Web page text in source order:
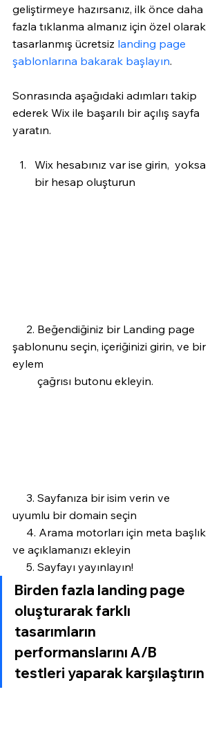
geliştirmeye hazırsanız, ilk önce daha
fazla tıklanma almanız için özel olarak
tasarlanmış ücretsiz landing page
şablonlarına bakarak başlayın.
Sonrasında aşağıdaki adımları takip
ederek Wix ile başarılı bir açılış sayfa
yaratın.
Wix hesabınız var ise girin,  yoksa
bir hesap oluşturun
şablonunu seçin, içeriğinizi girin, ve bir
eylem
         çağrısı butonu ekleyin.
uyumlu bir domain seçin
ve açıklamanızı ekleyin
     5. Sayfayı yayınlayın!
Birden fazla landing page
oluşturarak farklı
tasarımların
performanslarını A/B
testleri yaparak karşılaştırın